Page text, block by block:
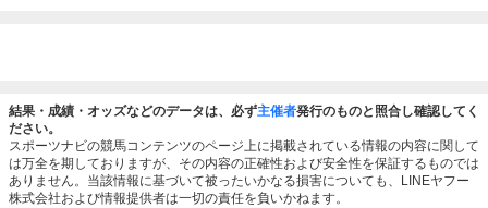
結果・成績・オッズなどのデータは、必ず主催者発行のものと照合し確認してく
ださい。
スポーツナビの競馬コンテンツのページ上に掲載されている情報の内容に関して
は万全を期しておりますが、その内容の正確性および安全性を保証するものでは
ありません。当該情報に基づいて被ったいかなる損害についても、LINEヤフー
株式会社および情報提供者は一切の責任を負いかねます。